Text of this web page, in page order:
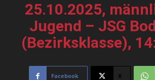
25.10.2025,
Jugend – JSG
(Bezirksklasse),
Facebook X